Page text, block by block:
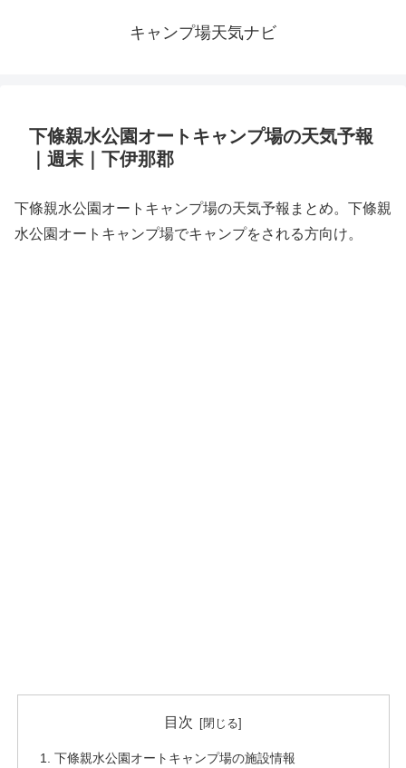
キャンプ場天気ナビ
下條親水公園オートキャンプ場の天気予報
｜週末｜下伊那郡
下條親水公園オートキャンプ場の天気予報まとめ。下條親
水公園オートキャンプ場でキャンプをされる方向け。
目次
下條親水公園オートキャンプ場の施設情報